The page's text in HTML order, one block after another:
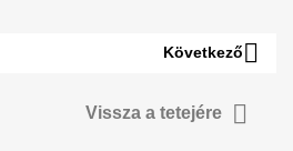
Következő
Vissza a tetejére 